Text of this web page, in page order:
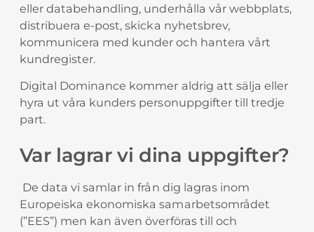
eller databehandling, underhålla vår webbplats,
distribuera e-post, skicka nyhetsbrev,
kommunicera med kunder och hantera vårt
kundregister.
Digital Dominance kommer aldrig att sälja eller
hyra ut våra kunders personuppgifter till tredje
part.
Var lagrar vi dina uppgifter?
De data vi samlar in från dig lagras inom
Europeiska ekonomiska samarbetsområdet
(”EES”) men kan även överföras till och